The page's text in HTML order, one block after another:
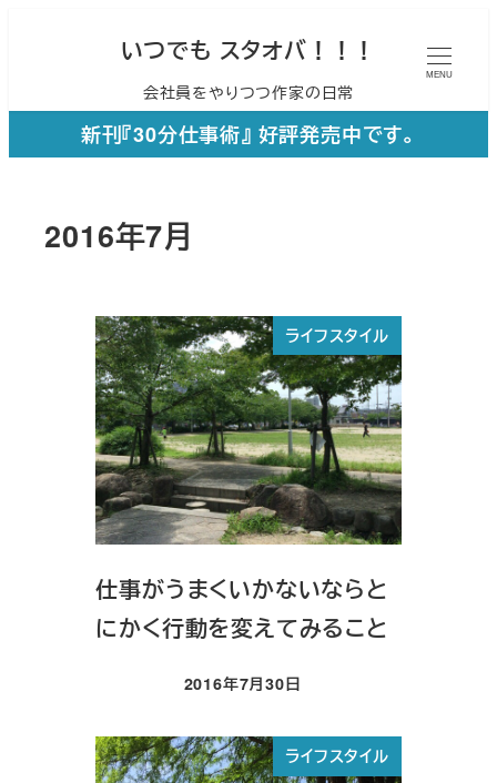
ン
いつでも スタオバ！！！
会社員をやりつつ作家の日常
MENU
新刊『30分仕事術』 好評発売中です。
2016年7月
ライフスタイル
仕事がうまくいかないならと
にかく行動を変えてみること
投稿日
2016年7月30日
ライフスタイル